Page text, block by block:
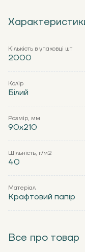
Кількість в упаковці шт
2000
Колір
Білий
Розмір, мм
90x210
Щільність, г/м2
40
Матеріал
Крафтовий папір
Все про товар